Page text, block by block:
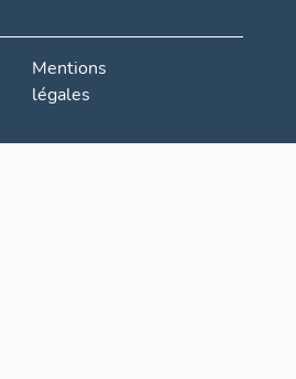
Mentions
légales